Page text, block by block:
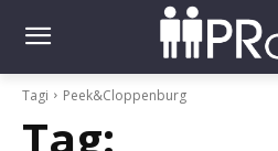
Tagi Peek&Cloppenburg
Tag: